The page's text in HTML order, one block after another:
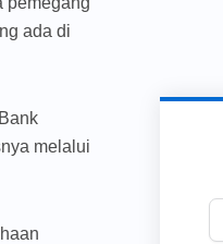
ada di
melalui